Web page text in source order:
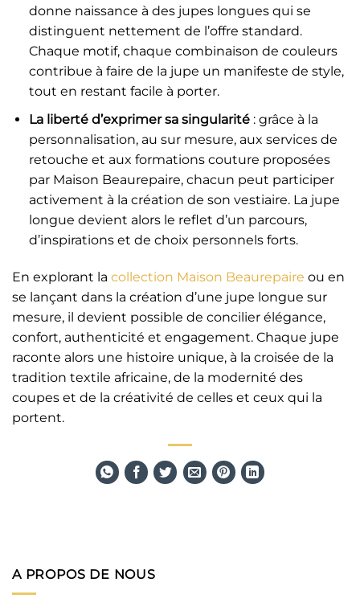
donne naissance à des jupes longues qui se
distinguent nettement de l’offre standard.
Chaque motif, chaque combinaison de couleurs
contribue à faire de la jupe un manifeste de style,
tout en restant facile à porter.
La liberté d’exprimer sa singularité: grâce à la
personnalisation, au sur mesure, aux services de
retouche et aux formations couture proposées
par Maison Beaurepaire, chacun peut participer
activement à la création de son vestiaire. La jupe
longue devient alors le reflet d’un parcours,
d’inspirations et de choix personnels forts.
En explorant la collection Maison Beaurepaire ou en
se lançant dans la création d’une jupe longue sur
mesure, il devient possible de concilier élégance,
confort, authenticité et engagement. Chaque jupe
raconte alors une histoire unique, à la croisée de la
tradition textile africaine, de la modernité des
coupes et de la créativité de celles et ceux qui la
portent.
A PROPOS DE NOUS